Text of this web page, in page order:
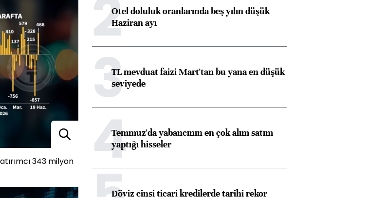
343 milyon
2Otel doluluk oranlarında beş yılın düşük
Haziran ayı
3TL mevduat faizi Mart'tan bu yana en düşük
seviyede
4Temmuz'da yabancının en çok alım satım
yaptığı hisseler
Döviz cinsi ticari kredilerde tarihi rekor